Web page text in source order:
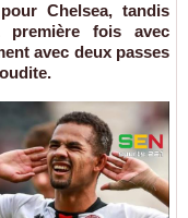
Chelsea, tandis
première fois avec
avec deux passes